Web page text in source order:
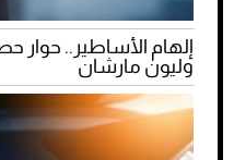
إلهام الأساطير..
وليون مارشان